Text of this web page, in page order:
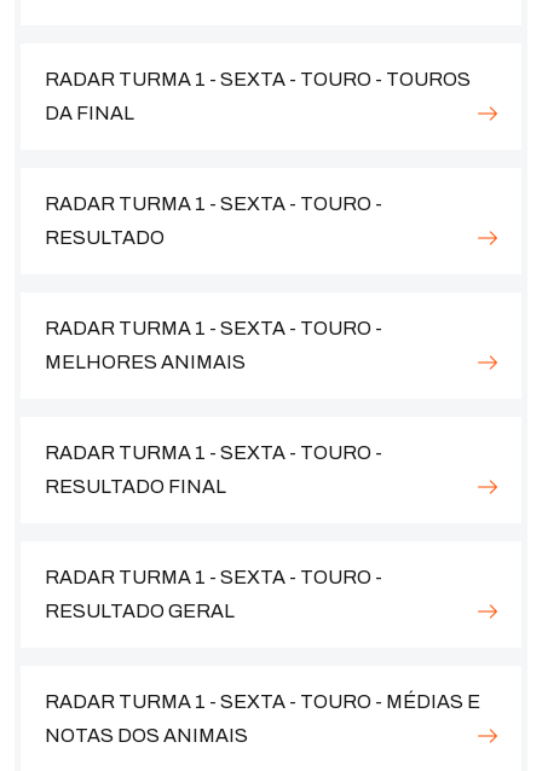
RADAR TURMA 1 - SEXTA - TOURO - TOUROS
DA FINAL
RADAR TURMA 1 - SEXTA - TOURO -
RESULTADO
RADAR TURMA 1 - SEXTA - TOURO -
MELHORES ANIMAIS
RADAR TURMA 1 - SEXTA - TOURO -
RESULTADO FINAL
RADAR TURMA 1 - SEXTA - TOURO -
RESULTADO GERAL
RADAR TURMA 1 - SEXTA - TOURO - MÉDIAS E
NOTAS DOS ANIMAIS